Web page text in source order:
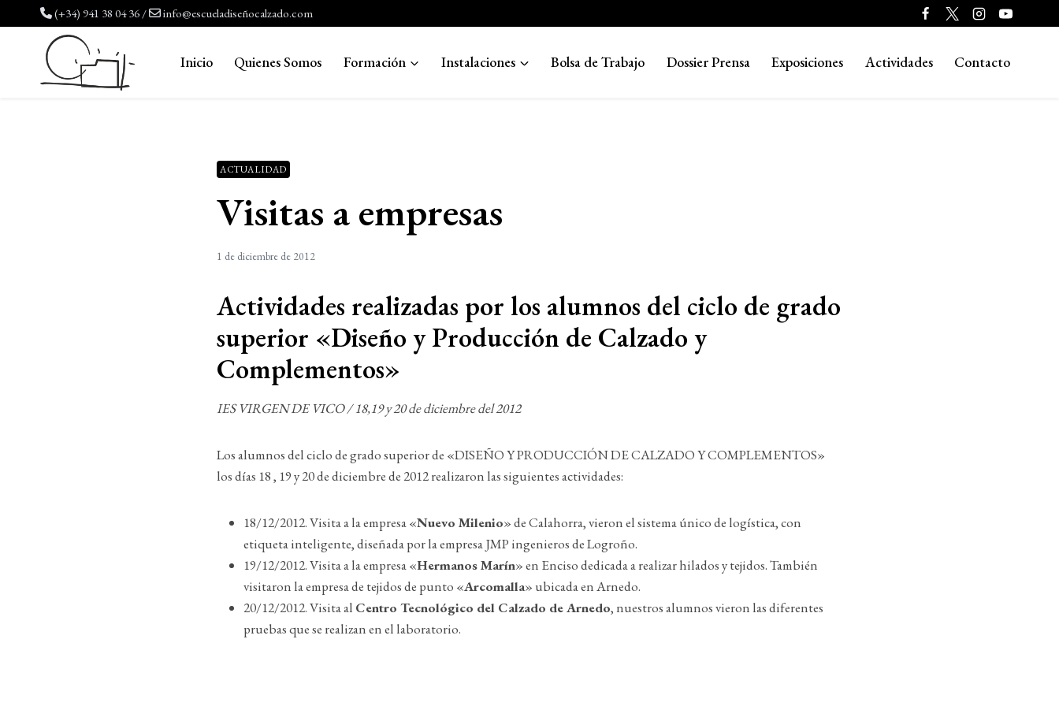
al
contenido
(+34) 941 38 04 36 / info@escueladiseñocalzado.com
Inicio Quienes Somos Formación Instalaciones Bolsa de Trabajo Dossier Prensa Exposiciones Actividades Contacto
ACTUALIDAD
Visitas a empresas
1 de diciembre de 2012
Actividades realizadas por los alumnos del ciclo de grado
superior «Diseño y Producción de Calzado y
Complementos»
IES VIRGEN DE VICO / 18,19 y 20 de diciembre del 2012
Los alumnos del ciclo de grado superior de «DISEÑO Y PRODUCCIÓN DE CALZADO Y COMPLEMENTOS»
los días 18 , 19 y 20 de diciembre de 2012 realizaron las siguientes actividades:
18/12/2012. Visita a la empresa «Nuevo Milenio» de Calahorra, vieron el sistema único de logística, con
etiqueta inteligente, diseñada por la empresa JMP ingenieros de Logroño.
19/12/2012. Visita a la empresa «Hermanos Marín» en Enciso dedicada a realizar hilados y tejidos. También
visitaron la empresa de tejidos de punto «Arcomalla» ubicada en Arnedo.
20/12/2012. Visita al Centro Tecnológico del Calzado de Arnedo, nuestros alumnos vieron las diferentes
pruebas que se realizan en el laboratorio.